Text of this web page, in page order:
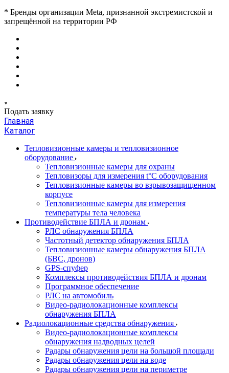
* Бренды организации Meta, признанной экстремистской и
запрещённой на территории РФ
Подать заявку
Главная
Каталог
Тепловизионные камеры и тепловизионное
оборудование
Тепловизионные камеры для охраны
Тепловизоры для измерения t°С оборудования
Тепловизионные камеры во взрывозащищенном
корпусе
Тепловизионные камеры для измерения
температуры тела человека
Противодействие БПЛА и дронам
РЛС обнаружения БПЛА
Частотный детектор обнаружения БПЛА
Тепловизионные камеры обнаружения БПЛА
(БВС, дронов)
GPS-спуфер
Комплексы противодействия БПЛА и дронам
Программное обеспечение
РЛС на автомобиль
Видео-радиолокационные комплексы
обнаружения БПЛА
Радиолокационные средства обнаружения
Видео-радиолокационные комплексы
обнаружения надводных целей
Радары обнаружения цели на большой площади
Радары обнаружения цели на воде
Радары обнаружения цели на периметре